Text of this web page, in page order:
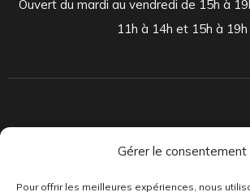
Gérer le consentement
Pour offrir les meilleures expériences, nous
Ouvert du mardi au vendredi de 15h à
11h à 14h et 15h à 19h
toujours des pépites musicales, dont des